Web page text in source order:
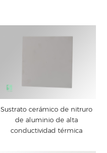
Sustrato cerámico de nitruro
de aluminio de alta
conductividad térmica